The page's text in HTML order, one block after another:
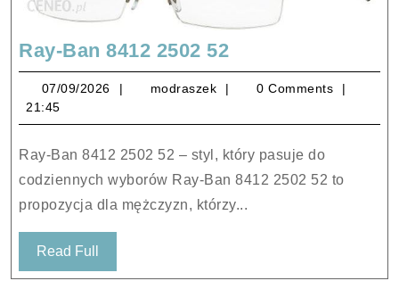
Ray-Ban 8412 2502 52Ray-
Ban
8412
2502
52
07/09/2026 07/09/2026
modraszek modraszek
0 Comments
21:45
Ray-Ban 8412 2502 52 – styl, który pasuje do
codziennych wyborów Ray-Ban 8412 2502 52 to
propozycja dla mężczyzn, którzy...
Read Full
Full